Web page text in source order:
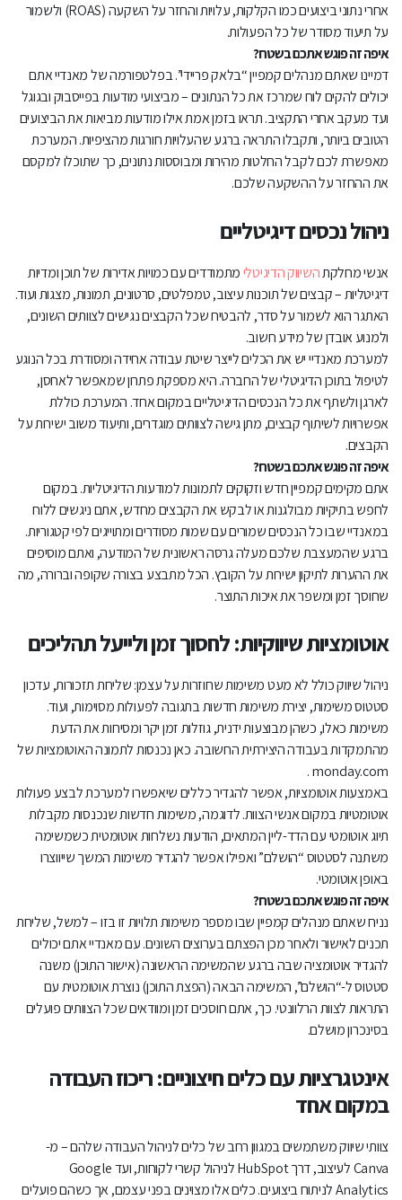
אחרי נתוני ביצועים כמו הקלקות, עלויות והחזר על השקעה (ROAS) ולשמור
על תיעוד מסודר של כל הפעולות.
איפה זה פוגש אתכם בשטח?
דמיינו שאתם מנהלים קמפיין “בלאק פריידי”. בפלטפורמה של מאנדיי אתם
יכולים להקים לוח שמרכז את כל הנתונים – מביצועי מודעות בפייסבוק ובגוגל
ועד מעקב אחרי התקציב. תראו בזמן אמת אילו מודעות מביאות את הביצועים
הטובים ביותר, ותקבלו התראה ברגע שהעלויות חורגות מהציפיות. המערכת
מאפשרת לכם לקבל החלטות מהירות ומבוססות נתונים, כך שתוכלו למקסם
את ההחזר על ההשקעה שלכם.
ניהול נכסים דיגיטליים
אנשי מחלקתהשיווק הדיגיטלימתמודדים עם כמויות אדירות של תוכן ומדיות
דיגיטליות – קבצים של תוכנות עיצוב, טמפלטים, סרטונים, תמונות, מצגות ועוד.
האתגר הוא לשמור על סדר, להבטיח שכל הקבצים נגישים לצוותים השונים,
ולמנוע אובדן של מידע חשוב.
למערכת מאנדיי יש את הכלים לייצר שיטת עבודה אחידה ומסודרת בכל הנוגע
לטיפול בתוכן הדיגיטלי של החברה. היא מספקת פתרון שמאפשר לאחסן,
לארגן ולשתף את כל הנכסים הדיגיטליים במקום אחד. המערכת כוללת
אפשרויות לשיתוף קבצים, מתן גישה לצוותים מוגדרים, ותיעוד משוב ישירות על
הקבצים.
איפה זה פוגש אתכם בשטח?
אתם מקימים קמפיין חדש וזקוקים לתמונות למודעות הדיגיטליות. במקום
לחפש בתיקיות מבולגנות או לבקש את הקבצים מחדש, אתם ניגשים ללוח
במאנדיי שבו כל הנכסים שמורים עם שמות מסודרים ומתוייגים לפי קטגוריות.
ברגע שהמעצבת שלכם מעלה גרסה ראשונית של המודעה, ואתם מוסיפים
את ההערות לתיקון ישירות על הקובץ. הכל מתבצע בצורה שקופה וברורה, מה
שחוסך זמן ומשפר את איכות התוצר.
אוטומציות שיווקיות: לחסוך זמן ולייעל תהליכים
ניהול שיווק כולל לא מעט משימות שחוזרות על עצמן: שליחת תזכורות, עדכון
סטטוס משימות, יצירת משימות חדשות בתגובה לפעולות מסוימות, ועוד.
משימות כאלו, כשהן מבוצעות ידנית, גוזלות זמן יקר ומסיחות את הדעת
מהתמקדות בעבודה היצירתית החשובה. כאן נכנסות לתמונה האוטומציות של
monday.com .
באמצעות אוטומציות, אפשר להגדיר כללים שיאפשרו למערכת לבצע פעולות
אוטומטיות במקום אנשי הצוות. לדוגמה, משימות חדשות שנכנסות מקבלות
תיוג אוטומטי עם הדד-ליין המתאים, הודעות נשלחות אוטומטית כשמשימה
משתנה לסטטוס “הושלם” ואפילו אפשר להגדיר משימות המשך שייווצרו
באופן אוטומטי.
איפה זה פוגש אתכם בשטח?
נניח שאתם מנהלים קמפיין שבו מספר משימות תלויות זו בזו – למשל, שליחת
תכנים לאישור ולאחר מכן הפצתם בערוצים השונים. עם מאנדיי אתם יכולים
להגדיר אוטומציה שבה ברגע שהמשימה הראשונה (אישור התוכן) משנה
סטטוס ל-“הושלם”, המשימה הבאה (הפצת התוכן) נוצרת אוטומטית עם
התראות לצוות הרלוונטי. כך, אתם חוסכים זמן ומוודאים שכל הצוותים פועלים
בסינכרון מושלם.
אינטגרציות עם כלים חיצוניים: ריכוז העבודה
במקום אחד
צוותי שיווק משתמשים במגוון רחב של כלים לניהול העבודה שלהם – מ-
Canva לעיצוב, דרך HubSpot לניהול קשרי לקוחות, ועד Google
Analytics לניתוח ביצועים. כלים אלו מצוינים בפני עצמם, אך כשהם פועלים